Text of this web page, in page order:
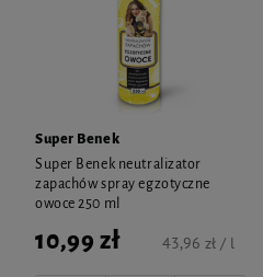
Super Benek
Super Benek neutralizator
zapachów spray egzotyczne
owoce 250 ml
10,99 zł 43,96 zł / l